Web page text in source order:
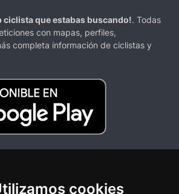
cookies
ciclista que estabas buscando!. Todas
con mapas, perfiles,
completa información de ciclistas y